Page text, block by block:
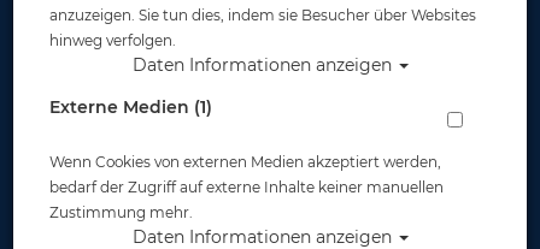
anzuzeigen. Sie tun dies, indem sie Besucher über Websites
hinweg verfolgen.
Daten Informationen anzeigen
Externe Medien (1)
Wenn Cookies von externen Medien akzeptiert werden,
bedarf der Zugriff auf externe Inhalte keiner manuellen
Zustimmung mehr.
Daten Informationen anzeigen